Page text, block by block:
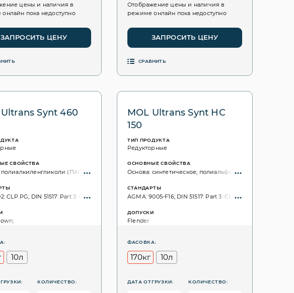
цены и наличия в
пока недоступно
ЗАПРОСИТЬ ЦЕНУ
Отображение цены и наличия в
режиме онлайн пока недоступно
ЗАПРОСИТЬ ЦЕНУ
СРАВНИТЬ
Synt 460
СВОЙСТВА
(ПАГ); синтетическое;
CLP PG; DIN 51517: Part 3: CLP PG; ISO VG, 3448: 460;
10л
КОЛИЧЕСТВО:
MOL Ultrans Synt HC
150
ТИП ПРОДУКТА
Редукторные
ОСНОВНЫЕ СВОЙСТВА
Основа: синтетическое; полиальфаолефины (ПАО);
СТАНДАРТЫ
AGMA: 9005-F16; DIN 51517: Part 3: CLP; ISO 6743: CKSMP;
ДОПУСКИ
Flender
ФАСОВКА:
170кг 10л
ДАТА ОТГРУЗКИ: КОЛИЧЕСТВО: